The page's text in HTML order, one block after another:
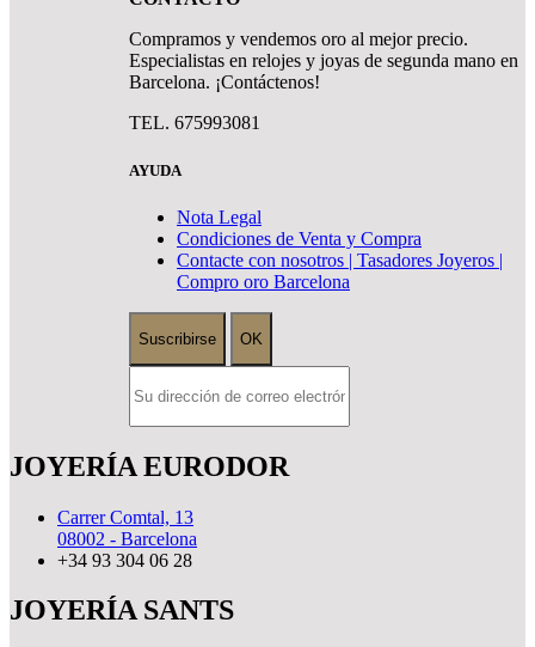
Compramos y vendemos oro al mejor precio.
Especialistas en relojes y joyas de segunda mano en
Barcelona. ¡Contáctenos!
TEL. 675993081
AYUDA
Nota Legal
Condiciones de Venta y Compra
Contacte con nosotros | Tasadores Joyeros |
Compro oro Barcelona
JOYERÍA EURODOR
Carrer Comtal, 13
08002 - Barcelona
+34 93 304 06 28
JOYERÍA SANTS